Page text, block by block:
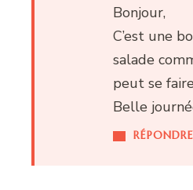
RÉPONDRE
Bonjour,
C’est une
salade
peut se
Belle